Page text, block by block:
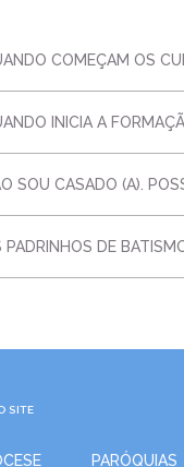
COMEÇAM OS
INICIA A
SOU CASADO (A).
PADRINHOS DE
SITE
PARÓQUIAS